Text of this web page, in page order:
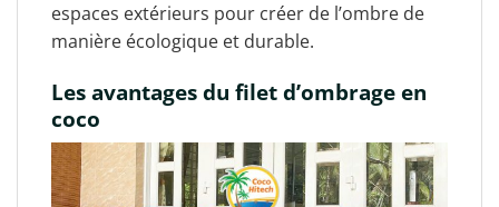
espaces extérieurs pour créer de l’ombre de
manière écologique et durable.
Les avantages du filet d’ombrage en
coco